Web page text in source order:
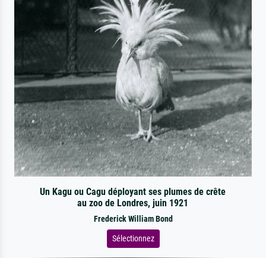
Un Kagu ou Cagu déployant ses plumes de crête
au zoo de Londres, juin 1921
Frederick William Bond
Sélectionnez